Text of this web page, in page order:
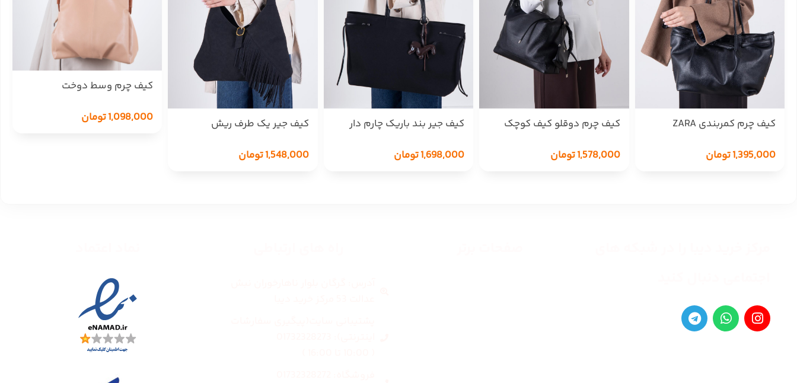
کیف چرم کمربندی ZARA
1,395,000تومان
کیف چرم دوقلو کیف کوچک
1,578,000تومان
کیف جیر بند باریک چارم دار
1,698,000تومان
کیف جیر یک طرف ریش
1,548,000تومان
کیف چرم وسط دوخت
1,098,000تومان